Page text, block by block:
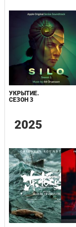
УКРЫТИЕ.
СЕЗОН 3
2025